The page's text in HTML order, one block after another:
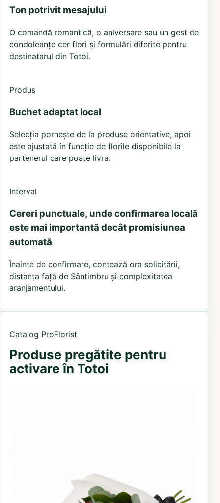
Ton potrivit mesajului
O comandă romantică, o aniversare sau un gest de
condoleanțe cer flori și formulări diferite pentru
destinatarul din Totoi.
Produs
Buchet adaptat local
Selecția pornește de la produse orientative, apoi
este ajustată în funcție de florile disponibile la
partenerul care poate livra.
Interval
Cereri punctuale, unde confirmarea locală
este mai importantă decât promisiunea
automată
Înainte de confirmare, contează ora solicitării,
distanța față de Sântimbru și complexitatea
aranjamentului.
Catalog ProFlorist
Produse pregătite pentru
activare în Totoi